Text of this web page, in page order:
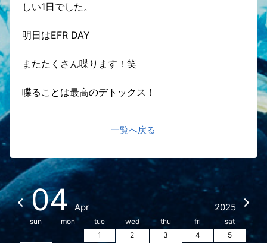
しい1日でした。
明日はEFR DAY
またたくさん喋ります！笑
喋ることは最高のデトックス！
一覧へ戻る
04 Apr 2025
sun mon tue wed thu fri
sat
1
2 3 4
5